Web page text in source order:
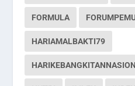
FORMULA
HARIAMALBAKTI79